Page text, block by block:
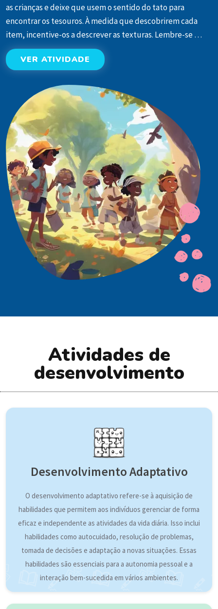
as crianças e deixe que usem o sentido do tato para
encontrar os tesouros. À medida que descobrirem cada
item, incentive-os a descrever as texturas. Lembre-se …
VER ATIVIDADE
Atividades de
desenvolvimento
Desenvolvimento Adaptativo
O desenvolvimento adaptativo refere-se à aquisição de
habilidades que permitem aos indivíduos gerenciar de forma
eficaz e independente as atividades da vida diária. Isso inclui
habilidades como autocuidado, resolução de problemas,
tomada de decisões e adaptação a novas situações. Essas
habilidades são essenciais para a autonomia pessoal e a
interação bem-sucedida em vários ambientes.